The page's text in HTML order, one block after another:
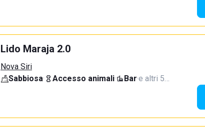
Lido Maraja 2.0
Nova Siri
Sabbiosa· Accesso animali· Bar·e altri 5…